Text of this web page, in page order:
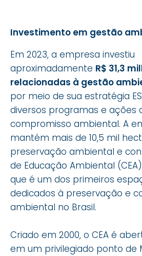
Investimento em gestão
Em 2023, a empresa investiu
aproximadamente R$ 31,3
relacionadas à gestão
por meio de sua estratégia
diversos programas e ações
compromisso ambiental. A
mantém mais de 10,5 mil
preservação ambiental e
de Educação Ambiental
que é um dos primeiros
dedicados à preservação e
ambiental no Brasil.
Criado em 2000, o CEA é
em um privilegiado ponto de